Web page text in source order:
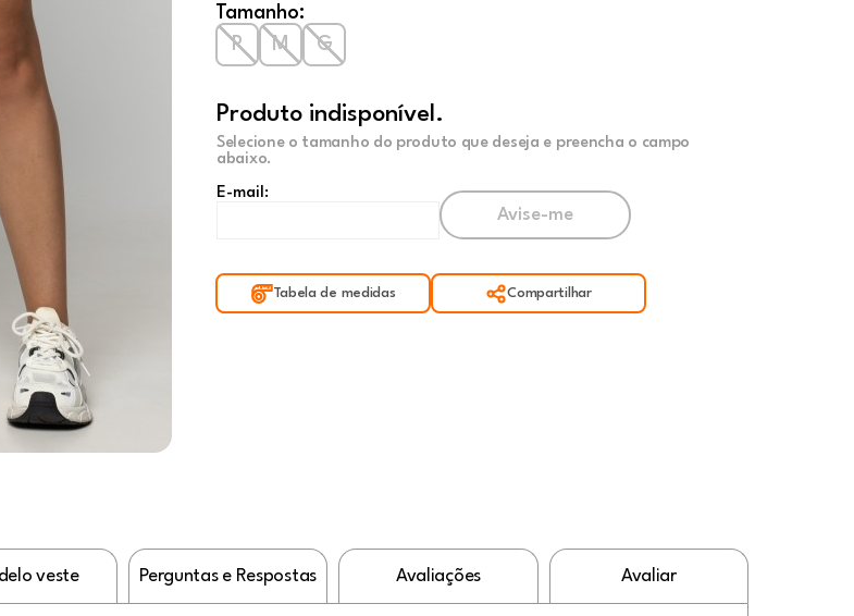
Tamanho:
P
M G
Produto indisponível.
Selecione o tamanho do produto que deseja e preencha o campo
abaixo.
E-mail:
Tabela de medidas Compartilhar
veste Perguntas e Respostas Avaliações Avaliar